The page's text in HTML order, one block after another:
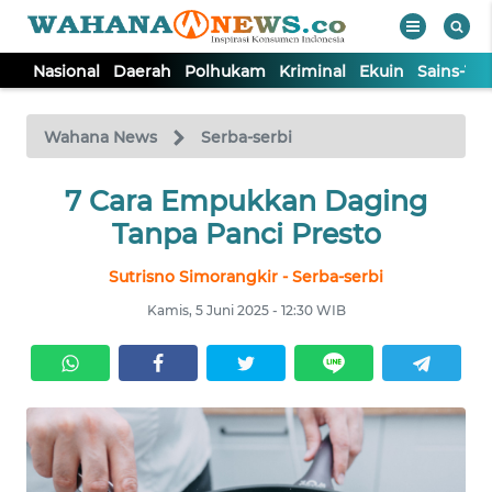
Nasional Daerah Polhukam Kriminal Ekuin Sains-
Wahana News Serba-serbi
7 Cara Empukkan Daging
Tanpa Panci Presto
Sutrisno Simorangkir - Serba-serbi
Kamis, 5 Juni 2025 - 12:30 WIB
TV
Tutup
NASIONAL
KRIMINAL
EKUIN